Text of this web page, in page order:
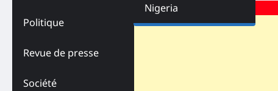
Politique
Revue de presse
Société
Nigeria